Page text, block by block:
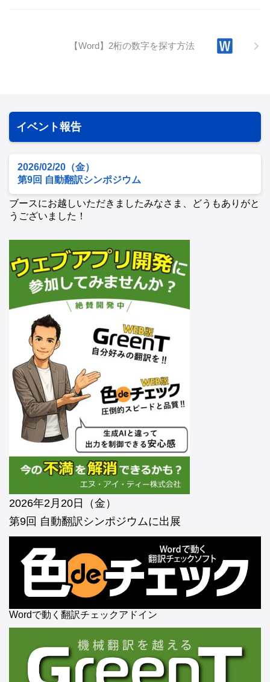
【Word】2桁の数字を探す方法
イベント報告
2026/02/20（金）
第9回 自動翻訳シンポジウム
ブースにお越しいただきましたみなさま、どうもありがと
うございました！
2026年2月20日（金）
第9回 自動翻訳シンポジウムに出展
Wordで動く翻訳チェックアドイン